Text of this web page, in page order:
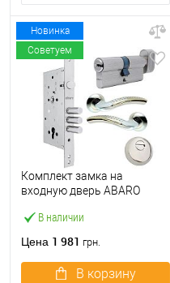
Новинка
Советуем
В наличии
Комплект замка на
входную дверь ABARO
цилиндром B100,
никель
Цена 1 981 грн.
В корзину